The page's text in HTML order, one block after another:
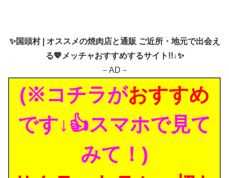
✨国頭村 | オススメの焼肉店と通販 ご近所・地元で出会え
る💖メッチャおすすめするサイト!!↓✨
－AD－
(※コチラがおすすめ
です↓👍スマホで見て
みて！)